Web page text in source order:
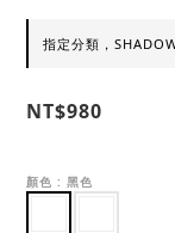
指定分類，
NT$980
顏色 : 黑色